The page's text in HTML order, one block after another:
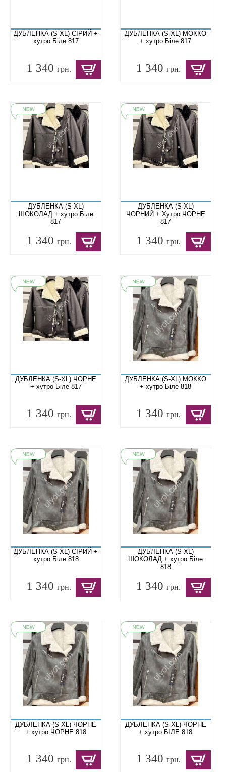
ДУБЛЕНКА (S-XL) СІРИЙ +
хутро Біле 817
1 340 грн.
ДУБЛЕНКА (S-XL) МОККО
+ хутро Біле 817
1 340грн.
ДУБЛЕНКА (S-XL)
ШОКОЛАД + хутро Біле
817
1 340 грн.
ДУБЛЕНКА (S-XL)
ЧОРНИЙ + Хутро ЧОРНЕ
817
1 340грн.
ДУБЛЕНКА (S-XL) ЧОРНЕ
+ хутро Біле 817
1 340 грн.
ДУБЛЕНКА (S-XL) МОККО
+ хутро Біле 818
1 340грн.
ДУБЛЕНКА (S-XL) СІРИЙ +
хутро Біле 818
1 340 грн.
ДУБЛЕНКА (S-XL)
ШОКОЛАД + хутро Біле
818
1 340грн.
ДУБЛЕНКА (S-XL) ЧОРНЕ
+ хутро ЧОРНЕ 818
1 340 грн.
ДУБЛЕНКА (S-XL) ЧОРНЕ
+ хутро БІЛЕ 818
1 340грн.